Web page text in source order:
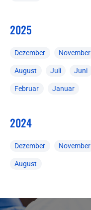
2025
Dezember November
August Juli Juni
Februar Januar
2024
Dezember November
August